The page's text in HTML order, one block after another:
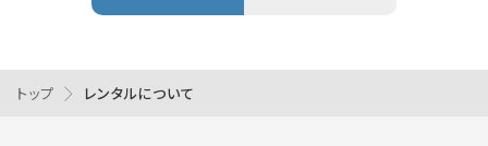
トップ レンタルについて